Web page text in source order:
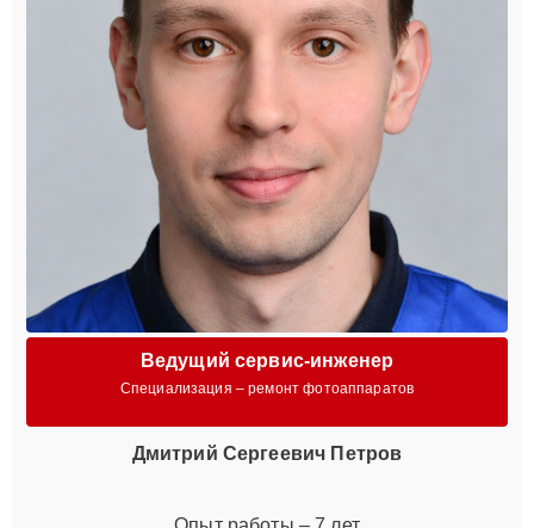
Ведущий сервис-инженер
Специализация – ремонт фотоаппаратов
Дмитрий Сергеевич Петров